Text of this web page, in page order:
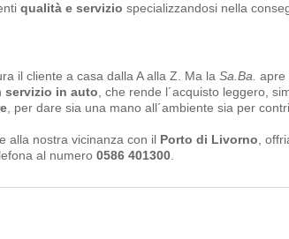
qualità e servizio specializzandosi nella
il cliente a casa dalla A alla Z. Ma la Sa.Ba. apre
servizio in auto , che rende l´acquisto leggero,
, per dare sia una mano all´ambiente sia per
alla nostra vicinanza con il Porto di Livorno ,
al numero 0586 401300